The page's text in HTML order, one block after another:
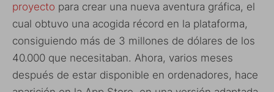
proyecto para crear una nueva aventura gráfica, el
cual obtuvo una acogida récord en la plataforma,
consiguiendo más de 3 millones de dólares de los
40.000 que necesitaban. Ahora, varios meses
después de estar disponible en ordenadores, hace